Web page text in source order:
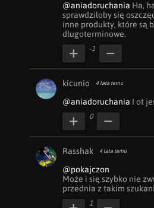
@aniadoruchania Ha,
sprawdziłoby się
inne produkty, które są
długoterminowe.
-1
kicunio 4 lata temu
@aniadoruchania I ot
0
Rasshak 4 lata temu
@pokajczon
Może i się szybko nie
przednia z takim
1